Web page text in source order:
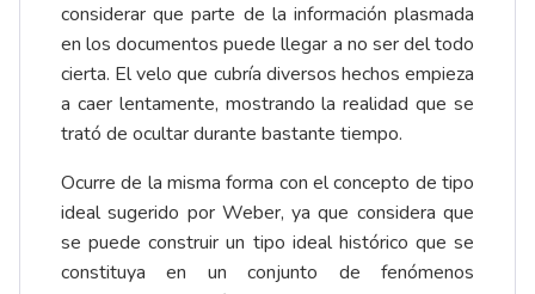
considerar que parte de la información plasmada
en los documentos puede llegar a no ser del todo
cierta. El velo que cubría diversos hechos empieza
a caer lentamente, mostrando la realidad que se
trató de ocultar durante bastante tiempo.
Ocurre de la misma forma con el concepto de tipo
ideal sugerido por Weber, ya que considera que
se puede construir un tipo ideal histórico que se
constituya en un conjunto de fenómenos